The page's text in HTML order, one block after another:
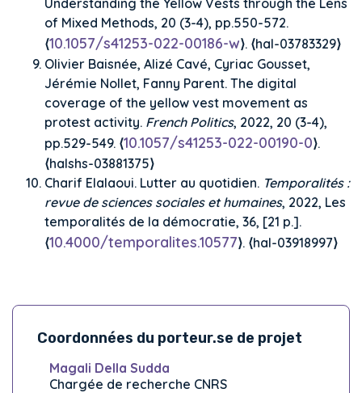
Understanding the Yellow Vests through the Lens
of Mixed Methods, 20 (3-4), pp.550-572.
⟨10.1057/s41253-022-00186-w⟩. ⟨hal-03783329⟩
Olivier Baisnée, Alizé Cavé, Cyriac Gousset,
Jérémie Nollet, Fanny Parent. The digital
coverage of the yellow vest movement as
protest activity. French Politics, 2022, 20 (3-4),
pp.529-549. ⟨10.1057/s41253-022-00190-0⟩.
⟨halshs-03881375⟩
Charif Elalaoui. Lutter au quotidien. Temporalités :
revue de sciences sociales et humaines, 2022, Les
temporalités de la démocratie, 36, [21 p.].
⟨10.4000/temporalites.10577⟩. ⟨hal-03918997⟩
Coordonnées du porteur.se de projet
Magali Della Sudda
Chargée de recherche CNRS